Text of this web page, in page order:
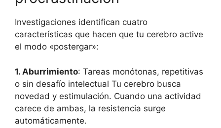
Investigaciones identifican cuatro
características que hacen que tu cerebro active
el modo «postergar»:
1. Aburrimiento: Tareas monótonas, repetitivas
o sin desafío intelectual Tu cerebro busca
novedad y estimulación. Cuando una actividad
carece de ambas, la resistencia surge
automáticamente.